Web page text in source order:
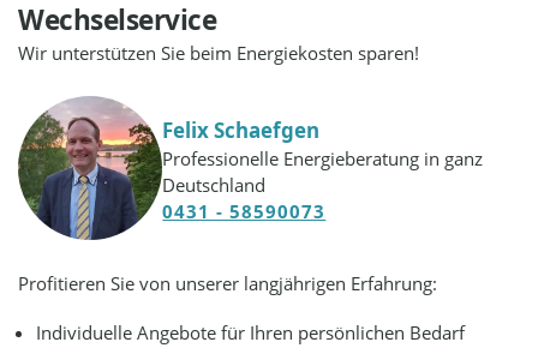
Wechselservice
Wir unterstützen Sie beim Energiekosten sparen!
Felix Schaefgen
Professionelle Energieberatung in ganz
Deutschland
0431 - 58590073
Profitieren Sie von unserer langjährigen Erfahrung:
Individuelle Angebote für Ihren persönlichen Bedarf